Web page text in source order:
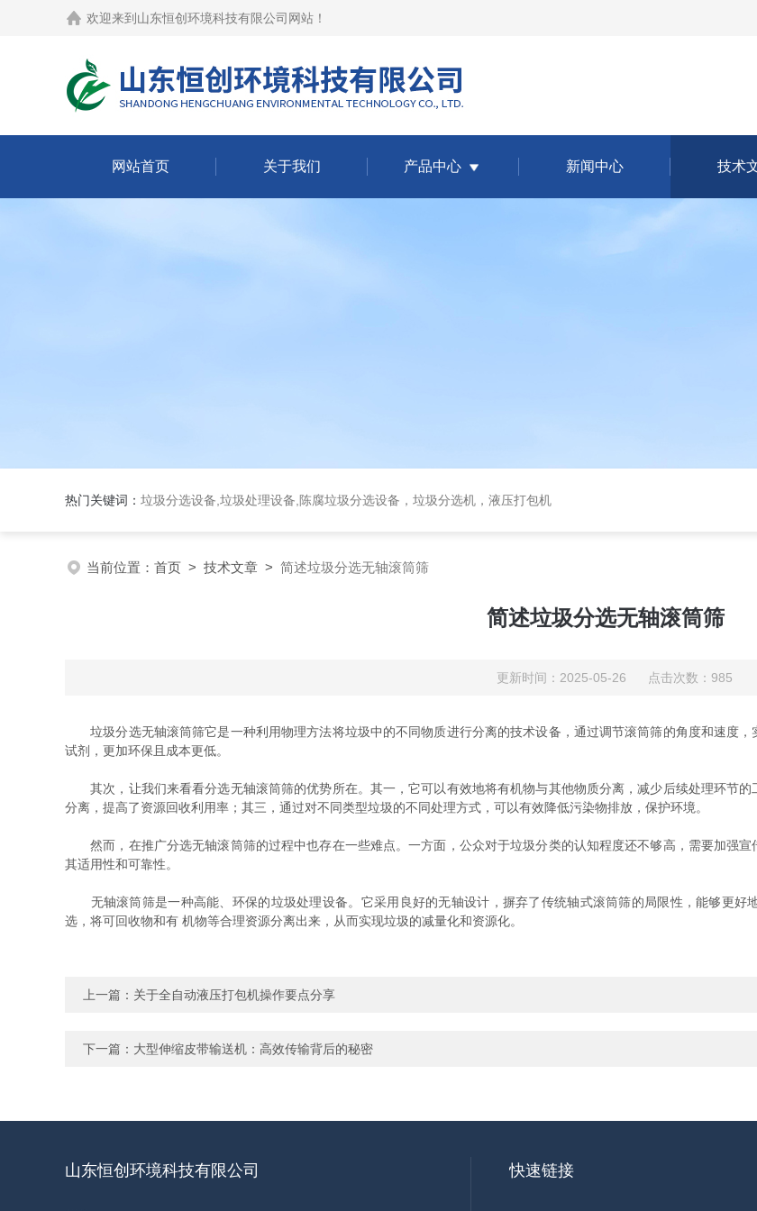
欢迎来到 山东恒创环境科技有限公司网站 ！
网站首页 关于我们 产品中心 新闻中心 技术
热门关键词： 垃圾分选设备,垃圾处理设备,陈腐垃圾分选设备，垃圾分选机，液压打包机
当前位置： 首页 > 技术文章 > 简述垃圾分选无轴滚筒筛
简述垃圾分选无轴滚筒筛
更新时间：2025-05-26 点击次数：985
垃圾分选无轴滚筒筛它是一种利用物理方法将垃圾中的不同物质进行分离的技术设备，通过调节滚筒筛的角度和速度，
试剂，更加环保且成本更低。
其次，让我们来看看分选无轴滚筒筛的优势所在。其一，它可以有效地将有机物与其他物质分离，减少后续处理环节
分离，提高了资源回收利用率；其三，通过对不同类型垃圾的不同处理方式，可以有效降低污染物排放，保护环境。
然而，在推广分选无轴滚筒筛的过程中也存在一些难点。一方面，公众对于垃圾分类的认知程度还不够高，需要加强宣
其适用性和可靠性。
无轴滚筒筛是一种高能、环保的垃圾处理设备。它采用良好的无轴设计，摒弃了传统轴式滚筒筛的局限性，能够更好
选，将可回收物和有 机物等合理资源分离出来，从而实现垃圾的减量化和资源化。
上一篇： 关于全自动液压打包机操作要点分享
下一篇： 大型伸缩皮带输送机：高效传输背后的秘密
山东恒创环境科技有限公司 快速链接